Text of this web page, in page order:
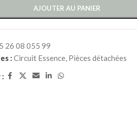
AJOUTER AU PANIER
26 08 055 99
: Circuit Essence, Pièces détachées